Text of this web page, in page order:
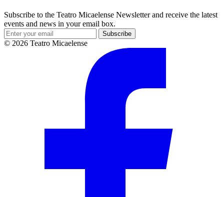
Subscribe to the Teatro Micaelense Newsletter and receive the latest
events and news in your email box.
Subscribe
© 2026 Teatro Micaelense